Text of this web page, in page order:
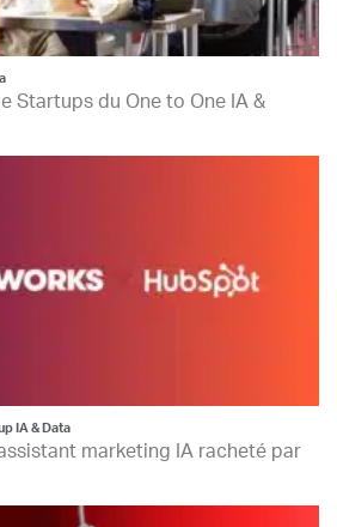
Startups du One to One IA &
IA & Data
marketing IA racheté par